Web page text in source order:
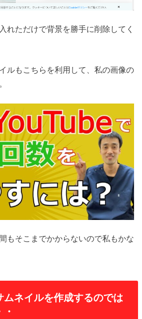
れただけで背景を勝手に削除してく
ルもこちらを利用して、私の画像の
もそこまでかからないので私もかな
ムネイルを作成するのでは